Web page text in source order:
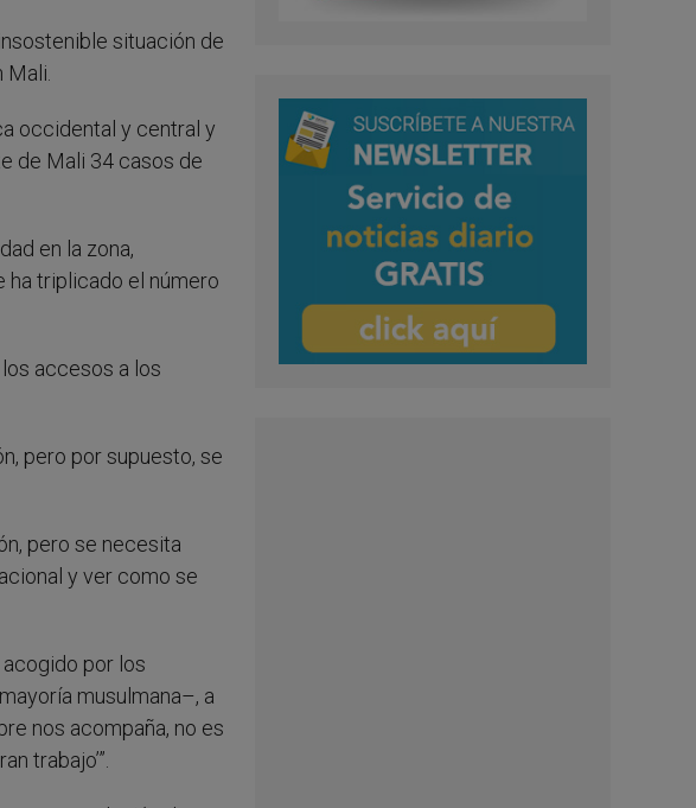
situación de
Mali.
occidental y central y
de Mali 34 casos de
en la zona,
ha triplicado el número
accesos a los
pero por supuesto, se
pero se necesita
y ver como se
por los
musulmana–, a
nos acompaña, no es
trabajo’”.